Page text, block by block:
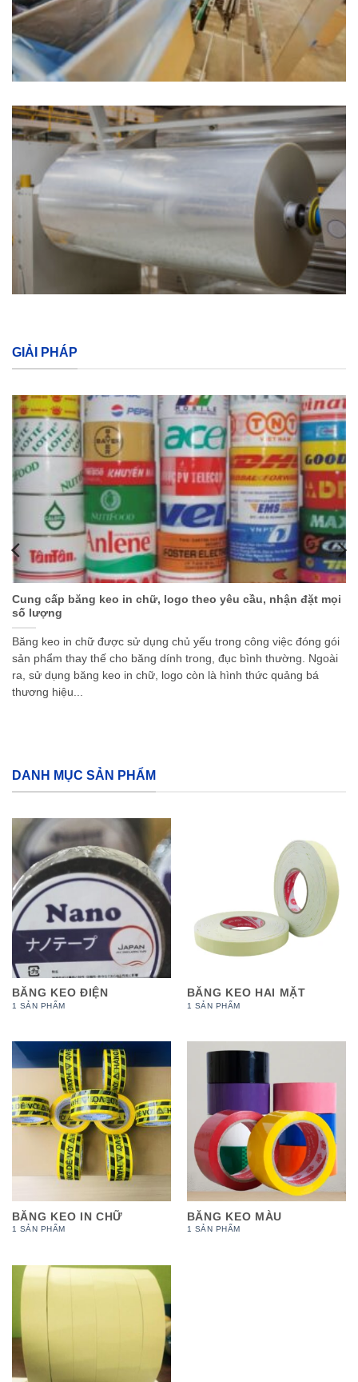
GIẢI PHÁP
Cung cấp băng keo in chữ, logo theo yêu cầu, nhận đặt mọi
số lượng
Băng keo in chữ được sử dụng chủ yếu trong công việc đóng gói
sản phẩm thay thế cho băng dính trong, đục bình thường. Ngoài
ra, sử dụng băng keo in chữ, logo còn là hình thức quảng bá
thương hiệu...
DANH MỤC SẢN PHẨM
BĂNG KEO ĐIỆN
1 SẢN PHẨM
BĂNG KEO HAI MẶT
1 SẢN PHẨM
BĂNG KEO IN CHỮ
1 SẢN PHẨM
BĂNG KEO MÀU
1 SẢN PHẨM